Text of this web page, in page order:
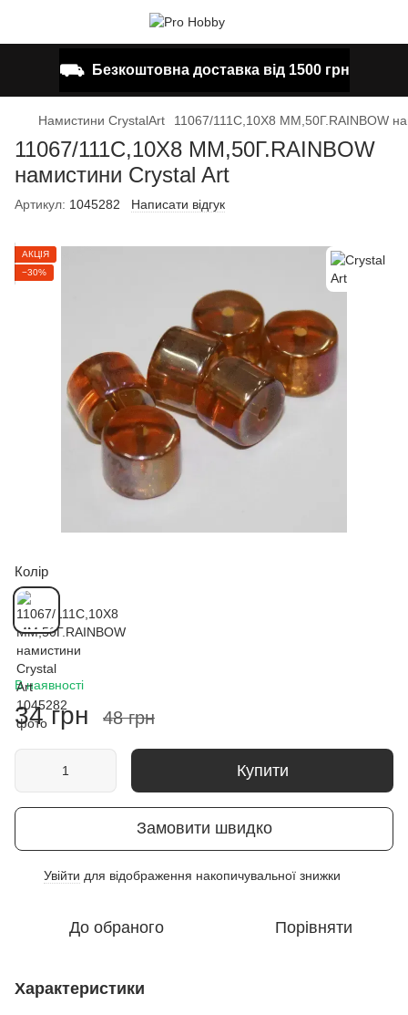
⛟ Безкоштовна доставка від 1500 грн
Намистини CrystalArt 11067/111C,10X8 MM,50Г.RAINBOW
11067/111C,10X8 MM,50Г.RAINBOW
намистини Crystal Art
Артикул: 1045282 Написати відгук
АКЦІЯ
−30%
Колір
В наявності
34 грн 48 грн
Купити
Замовити швидко
Увійти для відображення накопичувальної знижки
До обраного Порівняти
Характеристики